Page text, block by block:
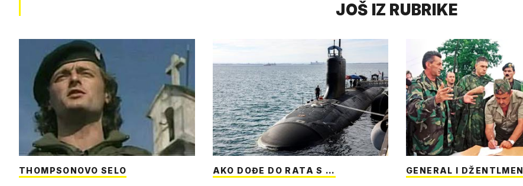
JOŠ IZ RUBRIKE
THOMPSONOVO SELO AKO DOĐE DO RATA S … GENERAL I DŽENTLMEN